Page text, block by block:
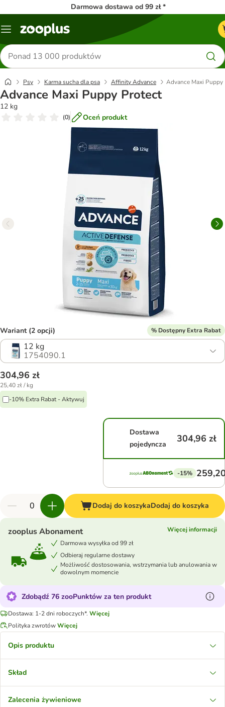
Darmowa dostawa od 99 zł *
Menu
Szukaj
produktów
Psy Karma sucha dla psa Affinity Advance Advance Maxi Puppy
Advance Maxi Puppy Protect
12 kg
(0) Oceń produkt
Wariant (2 opcji) % Dostępny Extra Rabat
12 kg
1754090.1
304,96 zł
25,40 zł / kg
-10% Extra Rabat - Aktywuj
Dostawa
pojedyncza
304,96 zł
-15%
Dodaj do koszykaDodaj do koszyka
zooplus Abonament
Więcej informacji
Darmowa wysyłka od 99 zł
Odbieraj regularne dostawy
Możliwość dostosowania, wstrzymania lub anulowania w
dowolnym momencie
Zdobądź 76 zooPunktów za ten produkt
Dostawa: 1-2 dni roboczych*. Więcej
Polityka zwrotówWięcej
Opis produktu
Skład
Zalecenia żywieniowe